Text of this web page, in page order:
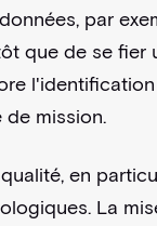
par
que de se fier
mission.
en
La